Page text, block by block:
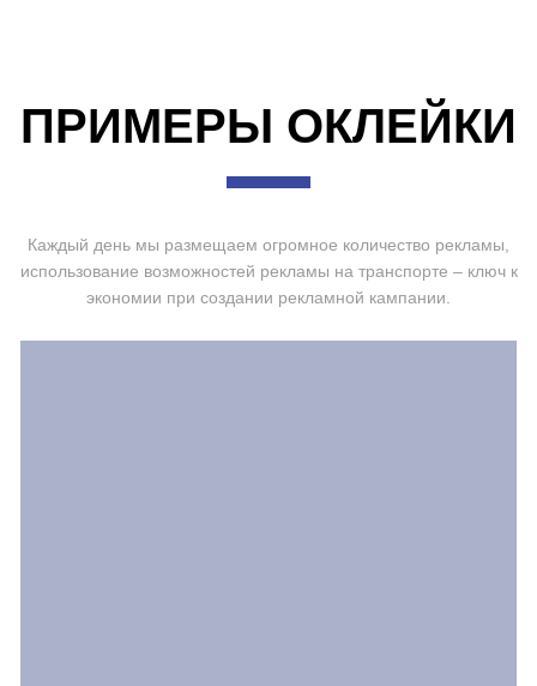
ПРИМЕРЫ ОКЛЕЙКИ
Каждый день мы размещаем огромное количество рекламы,
использование возможностей рекламы на транспорте – ключ к
экономии при создании рекламной кампании.